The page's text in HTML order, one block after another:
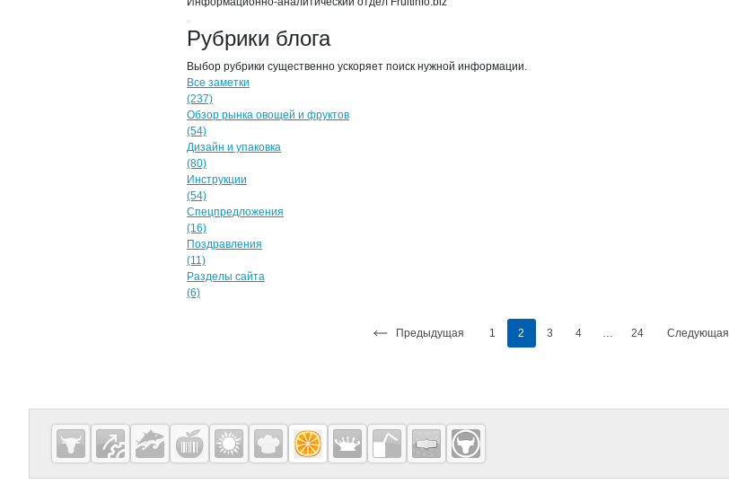
Рубрики блога
Выбор рубрики существенно ускоряет поиск нужной информации.
Все заметки
(237)
Обзор рынка овощей и фруктов
(54)
Дизайн и упаковка
(80)
Инструкции
(54)
Спецпредложения
(16)
Поздравления
(11)
Разделы сайта
(6)
Предыдущая 1 2 3 4 … 24 Следующая
Дополнительная информация
Cсылки на полезные проекты
Fruitinfo.ru
— рынок